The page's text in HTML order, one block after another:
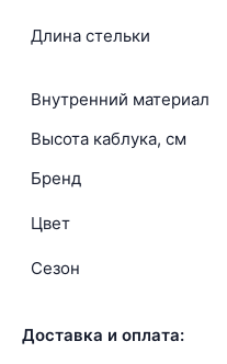
Длина стельки
Внутренний материал
Высота каблука, см
Бренд
Цвет
Сезон
Доставка и оплата: